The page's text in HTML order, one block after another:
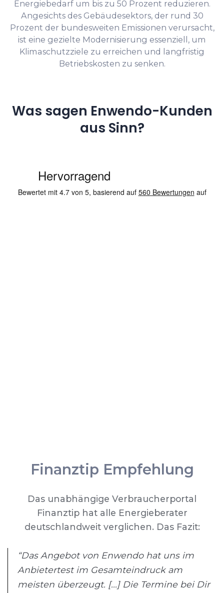
Energiebedarf um bis zu 50 Prozent reduzieren.
Angesichts des Gebäudesektors, der rund 30
Prozent der bundesweiten Emissionen verursacht,
ist eine gezielte Modernisierung essenziell, um
Klimaschutzziele zu erreichen und langfristig
Betriebskosten zu senken.
Was sagen Enwendo-Kunden
aus Sinn?
Finanztip Empfehlung
Das unabhängige Verbraucherportal
Finanztip hat alle Energieberater
deutschlandweit verglichen. Das Fazit:
“Das Angebot von Enwendo hat uns im
Anbietertest im Gesamteindruck am
meisten überzeugt. [...] Die Termine bei Dir